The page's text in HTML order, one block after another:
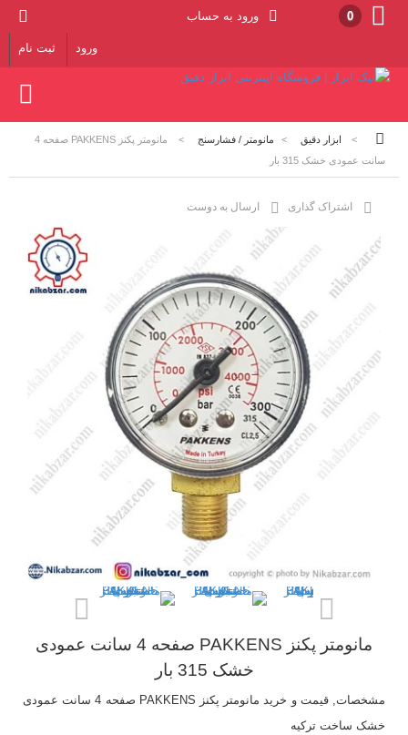
0 ورود به حساب
ورود ثبت نام
> ابزار دقیق > مانومتر / فشارسنج >
مانومتر پکنز PAKKENS صفحه 4
سانت عمودی خشک 315 بار
اشتراک گذاری ارسال به دوست
مانومتر پکنز PAKKENS صفحه 4 سانت عمودی
خشک 315 بار
مشخصات, قیمت و خرید مانومتر پکنز PAKKENS صفحه 4 سانت عمودی
خشک ساخت ترکیه